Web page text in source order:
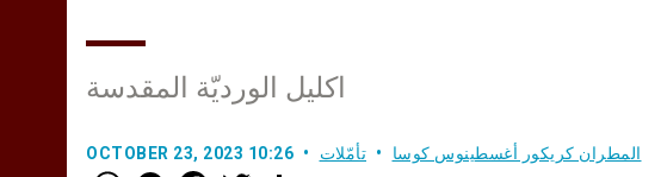
اكليل الورديّة المقدسة
OCTOBER 23, 2023 10:26 المطران كريكور أغسطينوس كوسا تأمّلات